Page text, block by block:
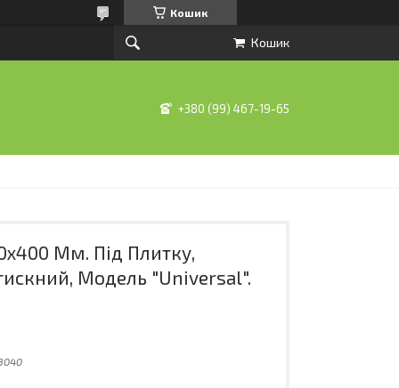
Кошик
Кошик
+380 (99) 467-19-65
Мм. Під Плитку,
Модель "Universal".